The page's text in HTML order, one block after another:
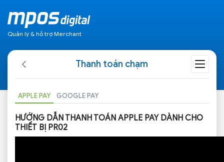
Quản lý & hỗ trợ Merchant
Thanh toán chạm
APPLE PAY GOOGLE PAY
HƯỚNG DẪN THANH TOÁN APPLE PAY DÀNH CHO
THIẾT BỊ PR02